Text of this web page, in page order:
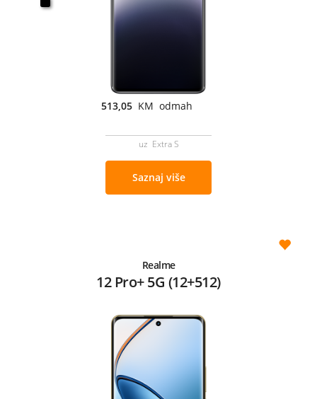
513,05 KM odmah
uz Extra S
Saznaj više
Realme
12 Pro+ 5G (12+512)